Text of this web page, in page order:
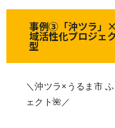
事例③「沖ツラ」
域活性化プロジェ
型
＼沖ツラ×うるま市
ェクト🌺／